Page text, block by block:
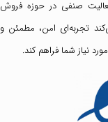
صنفی در حوزه فروش
تجربه‌ای امن، مطمئن و
نیاز شما فراهم کند.